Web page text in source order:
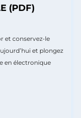
(PDF)
et conservez-le
et plongez
en électronique